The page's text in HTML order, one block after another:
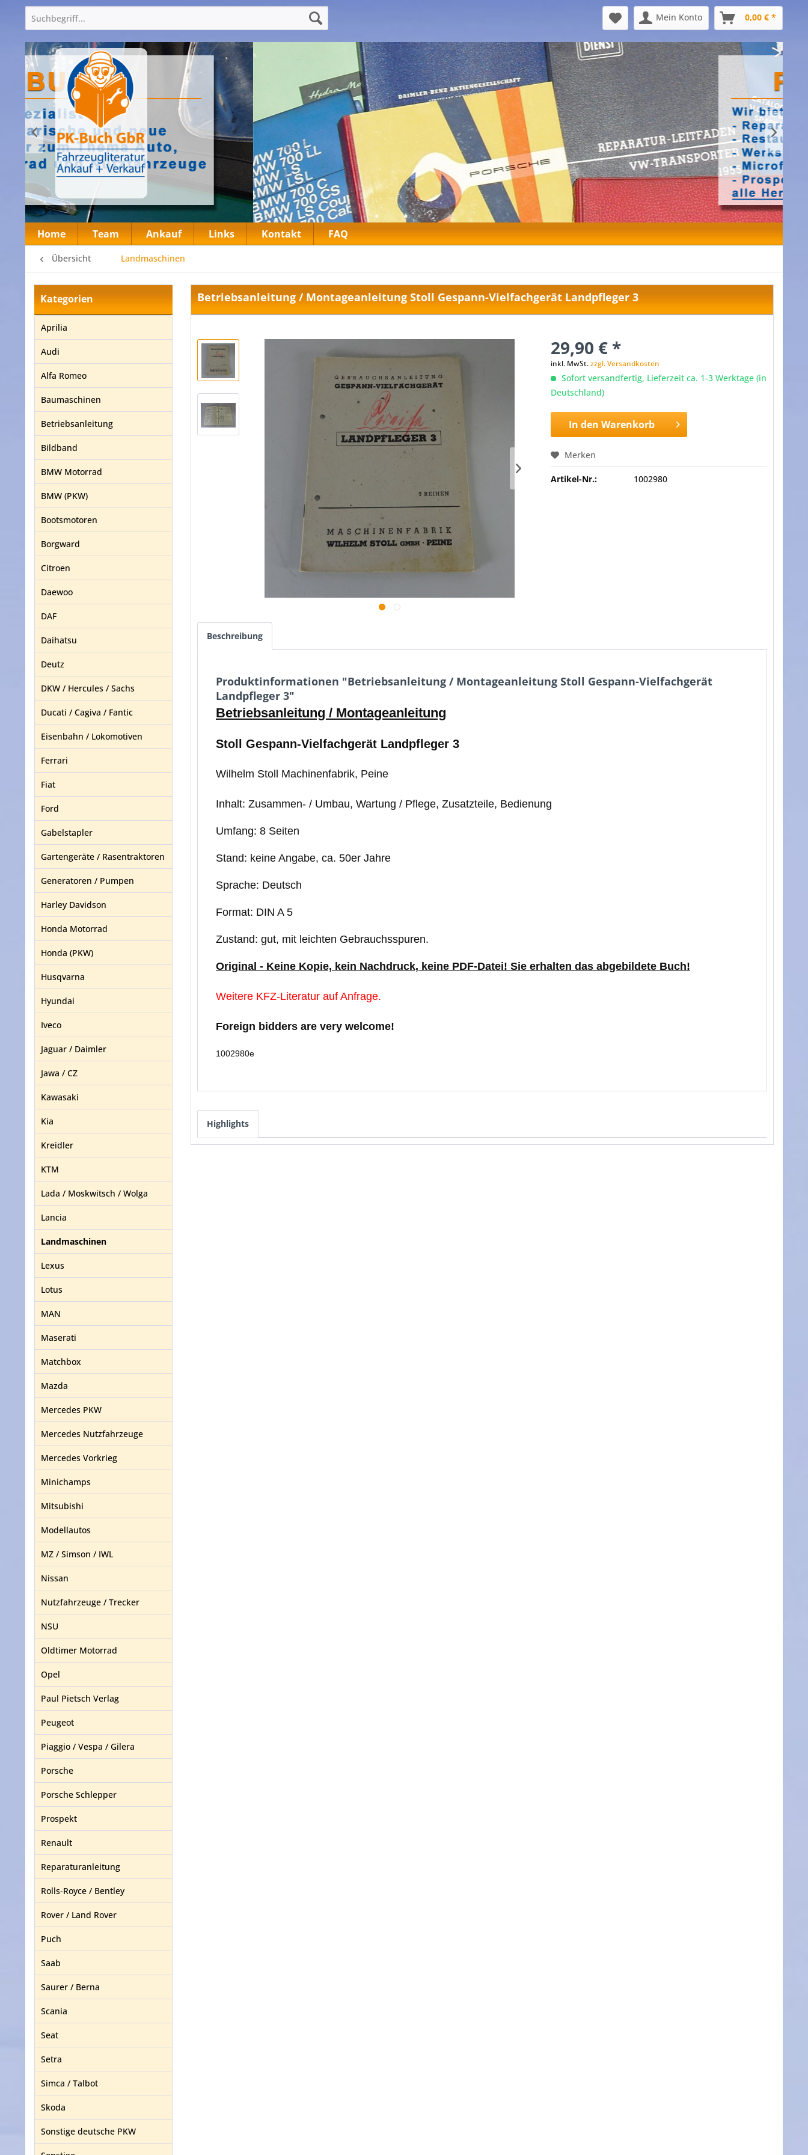
Mein Konto 0,00 € *
Home Team Ankauf Links Kontakt FAQ
Übersicht Landmaschinen
Kategorien
Aprilia
Audi
Alfa Romeo
Baumaschinen
Betriebsanleitung
Bildband
BMW Motorrad
BMW (PKW)
Bootsmotoren
Borgward
Citroen
Daewoo
DAF
Daihatsu
Deutz
DKW / Hercules / Sachs
Ducati / Cagiva / Fantic
Eisenbahn / Lokomotiven
Ferrari
Fiat
Ford
Gabelstapler
Gartengeräte / Rasentraktoren
Generatoren / Pumpen
Harley Davidson
Honda Motorrad
Honda (PKW)
Husqvarna
Hyundai
Iveco
Jaguar / Daimler
Jawa / CZ
Kawasaki
Kia
Kreidler
KTM
Lada / Moskwitsch / Wolga
Lancia
Landmaschinen
Lexus
Lotus
MAN
Maserati
Matchbox
Mazda
Mercedes PKW
Mercedes Nutzfahrzeuge
Mercedes Vorkrieg
Minichamps
Mitsubishi
Modellautos
MZ / Simson / IWL
Nissan
Nutzfahrzeuge / Trecker
NSU
Oldtimer Motorrad
Opel
Paul Pietsch Verlag
Peugeot
Piaggio / Vespa / Gilera
Porsche
Porsche Schlepper
Prospekt
Renault
Reparaturanleitung
Rolls-Royce / Bentley
Rover / Land Rover
Puch
Saab
Saurer / Berna
Scania
Seat
Setra
Simca / Talbot
Skoda
Sonstige deutsche PKW
Betriebsanleitung / Montageanleitung Stoll Gespann-Vielfachgerät Landpfleger 3
29,90 € *
inkl. MwSt.zzgl. Versandkosten
Sofort versandfertig, Lieferzeit ca. 1-3 Werktage (in
Deutschland)
In den Warenkorb
Merken
Artikel-Nr.: 1002980
Beschreibung
Produktinformationen "Betriebsanleitung / Montageanleitung Stoll Gespann-Vielfachgerät
Landpfleger 3"
Betriebsanleitung / Montageanleitung
Stoll Gespann-Vielfachgerät Landpfleger 3
Wilhelm Stoll Machinenfabrik, Peine
Inhalt: Zusammen- / Umbau, Wartung / Pflege, Zusatzteile, Bedienung
Umfang: 8 Seiten
Stand: keine Angabe, ca. 50er Jahre
Sprache: Deutsch
Format: DIN A 5
Zustand: gut, mit leichten Gebrauchsspuren.
Original - Keine Kopie, kein Nachdruck, keine PDF-Datei! Sie erhalten das abgebildete Buch!
Weitere KFZ-Literatur auf Anfrage.
Foreign bidders are very welcome!
1002980e
Highlights